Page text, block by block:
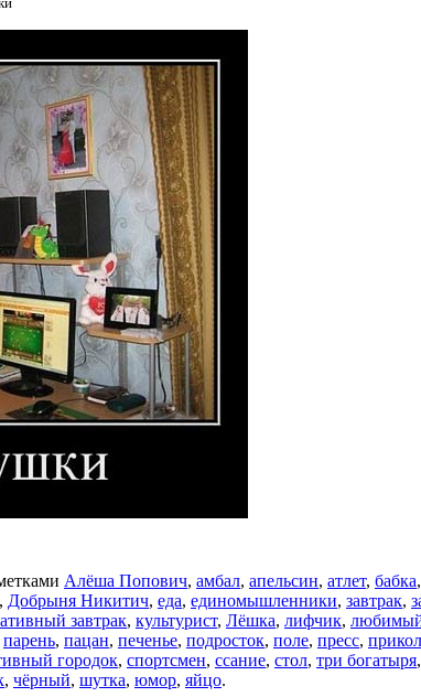
Алёша Попович, амбал, апельсин, атлет, бабка,
, Добрыня Никитич, еда, единомышленники, завтрак,
завтрак, культурист, Лёшка, лифчик,
парень, пацан, печенье, подросток, поле, пресс, прикол
городок, спортсмен, ссание, стол, три богатыря,
, чёрный, шутка, юмор, яйцо.